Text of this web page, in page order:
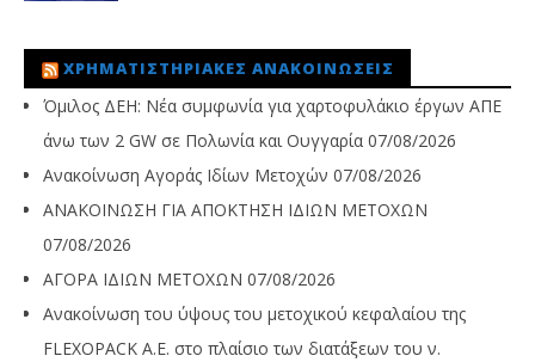
ΧΡΗΜΑΤΙΣΤΗΡΙΑΚΈΣ ΑΝΑΚΟΙΝΏΣΕΙΣ
Όμιλος ΔΕΗ: Νέα συμφωνία για χαρτοφυλάκιο έργων ΑΠΕ
άνω των 2 GW σε Πολωνία και Ουγγαρία 07/08/2026
Ανακοίνωση Αγοράς Ιδίων Μετοχών 07/08/2026
ΑΝΑΚΟΙΝΩΣΗ ΓΙΑ ΑΠΟΚΤΗΣΗ ΙΔΙΩΝ ΜΕΤΟΧΩΝ
07/08/2026
ΑΓΟΡΑ ΙΔΙΩΝ ΜΕΤΟΧΩΝ 07/08/2026
Ανακοίνωση του ύψους του μετοχικού κεφαλαίου της
FLEXOPACK A.E. στο πλαίσιο των διατάξεων του ν.